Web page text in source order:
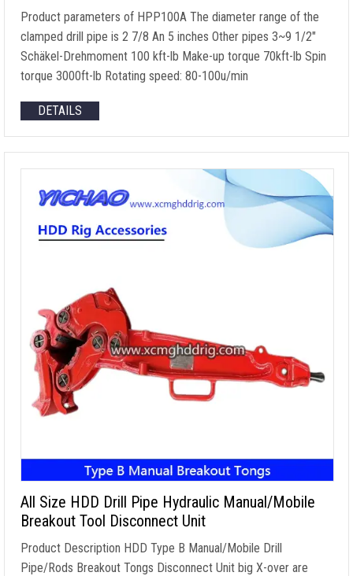
Product parameters of HPP100A The diameter range of the
clamped drill pipe is 2 7/8 An 5 inches Other pipes 3~9 1/2″
Schäkel-Drehmoment 100 kft-lb Make-up torque 70kft-lb Spin
torque 3000ft-lb Rotating speed: 80-100u/min
DETAILS
All Size HDD Drill Pipe Hydraulic Manual/Mobile
Breakout Tool Disconnect Unit
Product Description HDD Type B Manual/Mobile Drill
Pipe/Rods Breakout Tongs Disconnect Unit big X-over are